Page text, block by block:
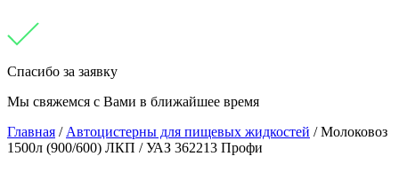
Спасибо за заявку
Мы свяжемся с Вами в ближайшее время
Главная / Автоцистерны для пищевых жидкостей /Молоковоз
1500л (900/600) ЛКП / УАЗ 362213 Профи